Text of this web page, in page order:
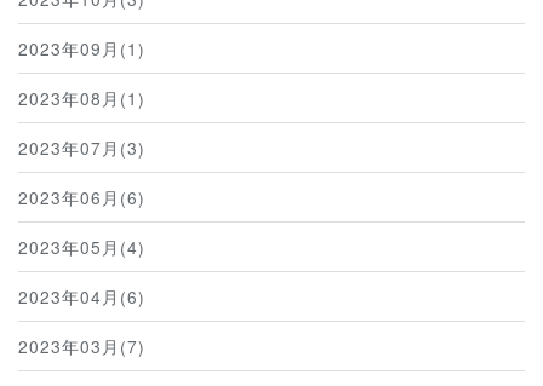
2023年09月(1)
2023年08月(1)
2023年07月(3)
2023年06月(6)
2023年05月(4)
2023年04月(6)
2023年03月(7)